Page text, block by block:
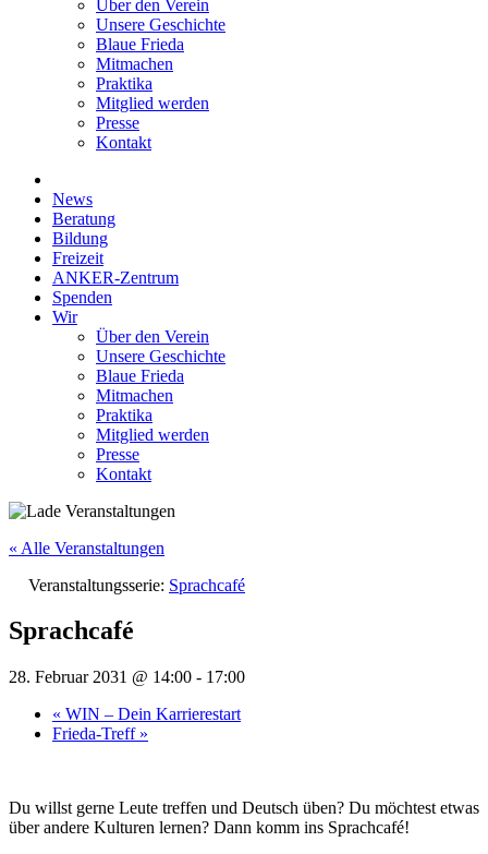
Über den Verein
Unsere Geschichte
Blaue Frieda
Mitmachen
Praktika
Mitglied werden
Presse
Kontakt
News
Beratung
Bildung
Freizeit
ANKER-Zentrum
Spenden
Wir
Über den Verein
Unsere Geschichte
Blaue Frieda
Mitmachen
Praktika
Mitglied werden
Presse
Kontakt
« Alle Veranstaltungen
Veranstaltungsserie: Sprachcafé
Sprachcafé
28. Februar 2031 @ 14:00 - 17:00
« WIN – Dein Karrierestart
Frieda-Treff »
Du willst gerne Leute treffen und Deutsch üben? Du möchtest etwas
über andere Kulturen lernen? Dann komm ins Sprachcafé!